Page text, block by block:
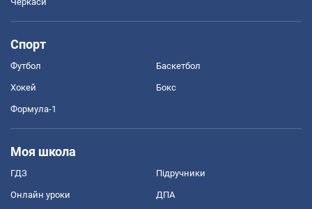
Спорт
Футбол Баскетбол
Хокей Бокс
Формула-1
Моя школа
ГДЗ Підручники
Онлайн уроки ДПА